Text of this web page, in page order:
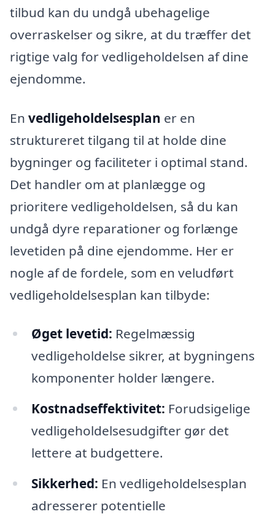
tilbud kan du undgå ubehagelige
overraskelser og sikre, at du træffer det
rigtige valg for vedligeholdelsen af dine
ejendomme.
En vedligeholdelsesplan er en
struktureret tilgang til at holde dine
bygninger og faciliteter i optimal stand.
Det handler om at planlægge og
prioritere vedligeholdelsen, så du kan
undgå dyre reparationer og forlænge
levetiden på dine ejendomme. Her er
nogle af de fordele, som en veludført
vedligeholdelsesplan kan tilbyde:
Øget levetid: Regelmæssig
vedligeholdelse sikrer, at bygningens
komponenter holder længere.
Kostnadseffektivitet: Forudsigelige
vedligeholdelsesudgifter gør det
lettere at budgettere.
Sikkerhed: En vedligeholdelsesplan
adresserer potentielle